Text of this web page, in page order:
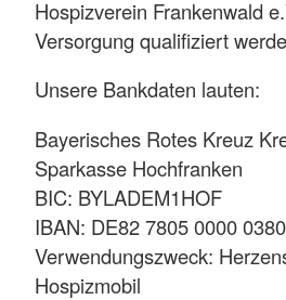
Hospizverein Frankenwald
Versorgung qualifiziert
Unsere Bankdaten lauten:
Bayerisches Rotes Kreuz
Sparkasse Hochfranken
BIC: BYLADEM1HOF
IBAN: DE82 7805 0000
Verwendungszweck:
Hospizmobil